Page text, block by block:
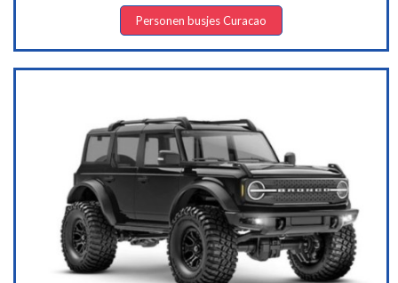
Personen busjes Curacao